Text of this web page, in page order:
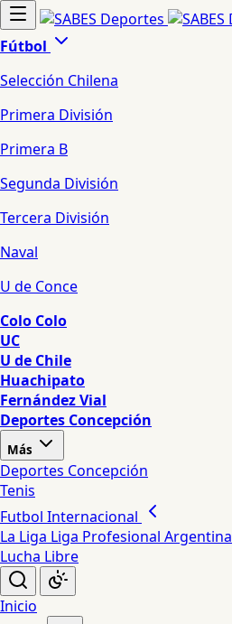
Fútbol
Selección Chilena
Primera División
Primera B
Segunda División
Tercera División
Naval
U de Conce
Colo Colo
UC
U de Chile
Huachipato
Fernández Vial
Deportes Concepción
Más
Deportes Concepción
Tenis
Futbol Internacional
La Liga Liga Profesional Argentina
Lucha Libre
Inicio